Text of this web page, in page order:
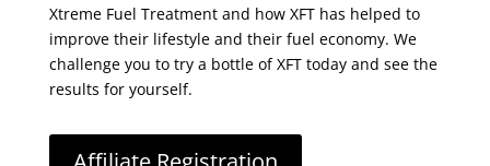
Xtreme Fuel Treatment and how XFT has helped to
improve their lifestyle and their fuel economy. We
challenge you to try a bottle of XFT today and see the
results for yourself.